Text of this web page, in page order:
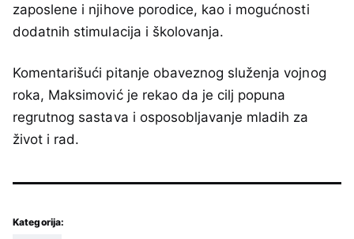
zaposlene i njihove porodice, kao i mogućnosti
dodatnih stimulacija i školovanja.
Komentarišući pitanje obaveznog služenja vojnog
roka, Maksimović je rekao da je cilj popuna
regrutnog sastava i osposobljavanje mladih za
život i rad.
Kategorija: